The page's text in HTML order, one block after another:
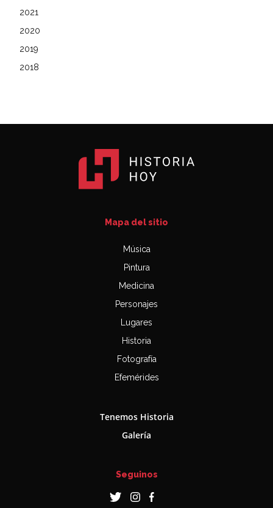
2021
2020
2019
2018
Mapa del sitio
Música
Pintura
Medicina
Personajes
Lugares
Historia
Fotografía
Efemérides
Tenemos Historia
Galería
Seguinos